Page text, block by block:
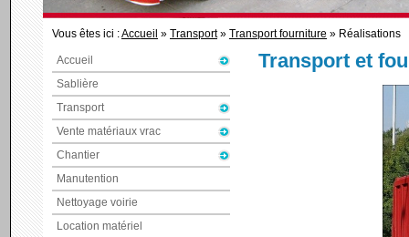
Vous êtes ici :Accueil » Transport» Transport fourniture » Réalisations
Accueil
Sablière
Transport
Vente matériaux vrac
Chantier
Manutention
Nettoyage voirie
Location matériel
Transport et